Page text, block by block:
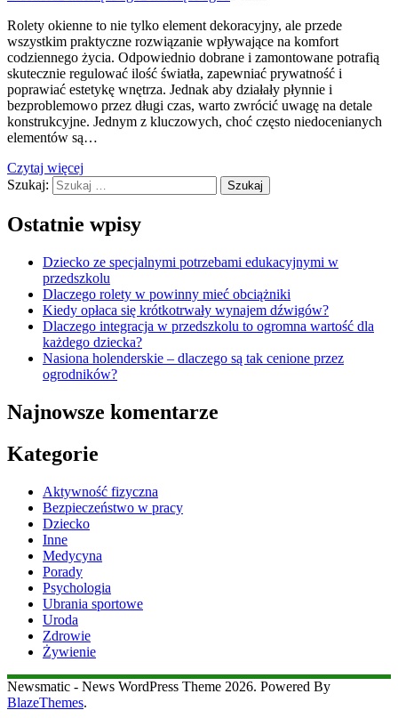
Rolety okienne to nie tylko element dekoracyjny, ale przede
wszystkim praktyczne rozwiązanie wpływające na komfort
codziennego życia. Odpowiednio dobrane i zamontowane potrafią
skutecznie regulować ilość światła, zapewniać prywatność i
poprawiać estetykę wnętrza. Jednak aby działały płynnie i
bezproblemowo przez długi czas, warto zwrócić uwagę na detale
konstrukcyjne. Jednym z kluczowych, choć często niedocenianych
elementów są…
Czytaj więcej
Szukaj:
Ostatnie wpisy
Dziecko ze specjalnymi potrzebami edukacyjnymi w
przedszkolu
Dlaczego rolety w powinny mieć obciążniki
Kiedy opłaca się krótkotrwały wynajem dźwigów?
Dlaczego integracja w przedszkolu to ogromna wartość dla
każdego dziecka?
Nasiona holenderskie – dlaczego są tak cenione przez
ogrodników?
Najnowsze komentarze
Kategorie
Aktywność fizyczna
Bezpieczeństwo w pracy
Dziecko
Inne
Medycyna
Porady
Psychologia
Ubrania sportowe
Uroda
Zdrowie
Żywienie
Newsmatic - News WordPress Theme 2026. Powered By
BlazeThemes.